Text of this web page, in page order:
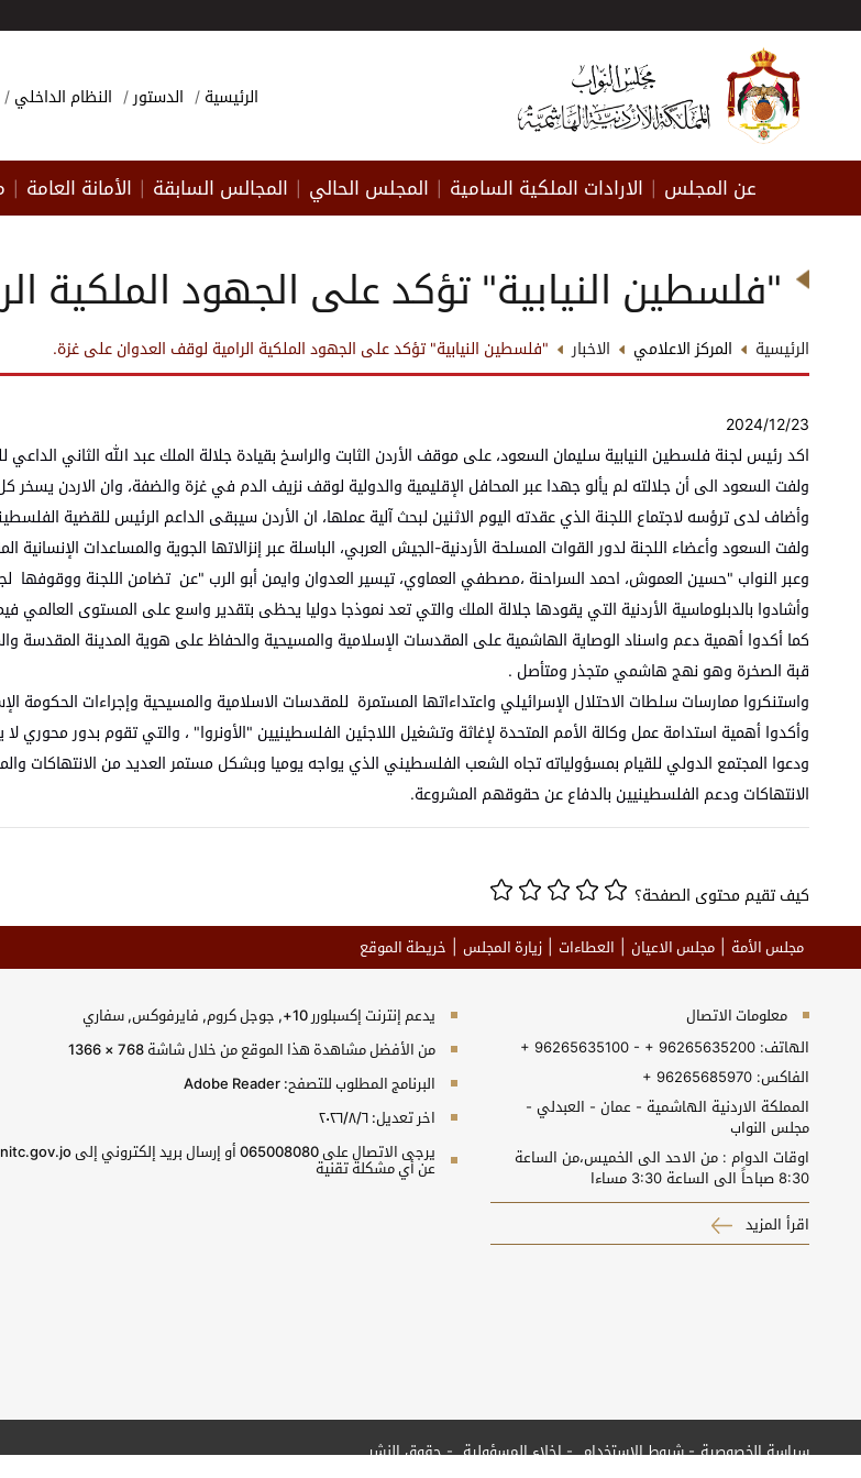
الرئيسية الدستور النظام الداخلي
عن المجلس الارادات الملكية السامية المجلس الحالي المجالس السابقة الأمانة العامة
"فلسطين النيابية" تؤكد على الجهود الملكية
الرئيسية المركز الاعلامي الاخبار "فلسطين النيابية" تؤكد على الجهود الملكية الرامية لوقف العدوان على غزة.
2024/12/23
اكد رئيس لجنة فلسطين النيابية سليمان السعود، على موقف الأردن الثابت والراسخ بقيادة جلالة الملك عبد الله الثاني
ولفت السعود الى أن جلالته لم يألو جهدا عبر المحافل الإقليمية والدولية لوقف نزيف الدم في غزة والضفة، وان الاردن يسخر
وأضاف لدى ترؤسه لاجتماع اللجنة الذي عقدته اليوم الاثنين لبحث آلية عملها، ان الأردن سيبقى الداعم الرئيس للقضية
ولفت السعود وأعضاء اللجنة لدور القوات المسلحة الأردنية-الجيش العربي، الباسلة عبر إنزالاتها الجوية والمساعدات
وعبر النواب "حسين العموش، احمد السراحنة ،مصطفي العماوي، تيسير العدوان وايمن أبو الرب "عن تضامن اللجنة
وأشادوا بالدبلوماسية الأردنية التي يقودها جلالة الملك والتي تعد نموذجا دوليا يحظى بتقدير واسع على المستوى العالمي
كما أكدوا أهمية دعم واسناد الوصاية الهاشمية على المقدسات الإسلامية والمسيحية والحفاظ على هوية المدينة
قبة الصخرة وهو نهج هاشمي متجذر ومتأصل .
واستنكروا ممارسات سلطات الاحتلال الإسرائيلي واعتداءاتها المستمرة للمقدسات الاسلامية والمسيحية وإجراءات الحكومة
وأكدوا أهمية استدامة عمل وكالة الأمم المتحدة لإغاثة وتشغيل اللاجئين الفلسطينيين "الأونروا" ، والتي تقوم بدور محوري
ودعوا المجتمع الدولي للقيام بمسؤولياته تجاه الشعب الفلسطيني الذي يواجه يوميا وبشكل مستمر العديد من الانتهاكات
الانتهاكات ودعم الفلسطينيين بالدفاع عن حقوقهم المشروعة.
كيف تقيم محتوى الصفحة؟
مجلس الأمة مجلس الاعيان العطاءات زيارة المجلس خريطة الموقع
معلومات الاتصال
الهاتف: + 96265635100 - + 96265635200
الفاكس: + 96265685970
المملكة الاردنية الهاشمية - عمان - العبدلي -
مجلس النواب
اوقات الدوام : من الاحد الى الخميس،من الساعة
8:30 صباحاً الى الساعة 3:30 مساءا
اقرأ المزيد
يدعم إنترنت إكسبلورر 10+, جوجل كروم, فايرفوكس, سفاري
من الأفضل مشاهدة هذا الموقع من خلال شاشة 768 × 1366
البرنامج المطلوب للتصفح: Adobe Reader
اخر تعديل: ٢٠٢٦/٨/٦
عن أي مشكلة تقنية
سياسة الخصوصية شروط الاستخدام إخلاء المسؤولية
حقوق النشر